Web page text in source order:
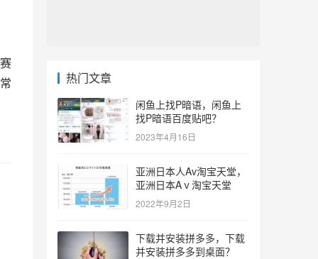
热门文章
闲鱼上找P暗语，闲鱼上
找P暗语百度贴吧？
2023年4月16日
亚洲日本人Av淘宝天堂，
亚洲日本Aⅴ淘宝天堂
2022年9月2日
下载并安装拼多多，下载
并安装拼多多到桌面？